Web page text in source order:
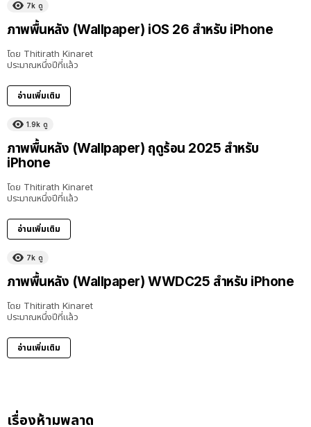
7k ดู
ภาพพื้นหลัง (Wallpaper) iOS 26 สำหรับ iPhone
โดย Thitirath Kinaret
ประมาณหนึ่งปีที่แล้ว
อ่านเพิ่มเติม
1.9k ดู
ภาพพื้นหลัง (Wallpaper) ฤดูร้อน 2025 สำหรับ
iPhone
โดย Thitirath Kinaret
ประมาณหนึ่งปีที่แล้ว
อ่านเพิ่มเติม
7k ดู
ภาพพื้นหลัง (Wallpaper) WWDC25 สำหรับ iPhone
โดย Thitirath Kinaret
ประมาณหนึ่งปีที่แล้ว
อ่านเพิ่มเติม
เรื่องห้ามพลาด